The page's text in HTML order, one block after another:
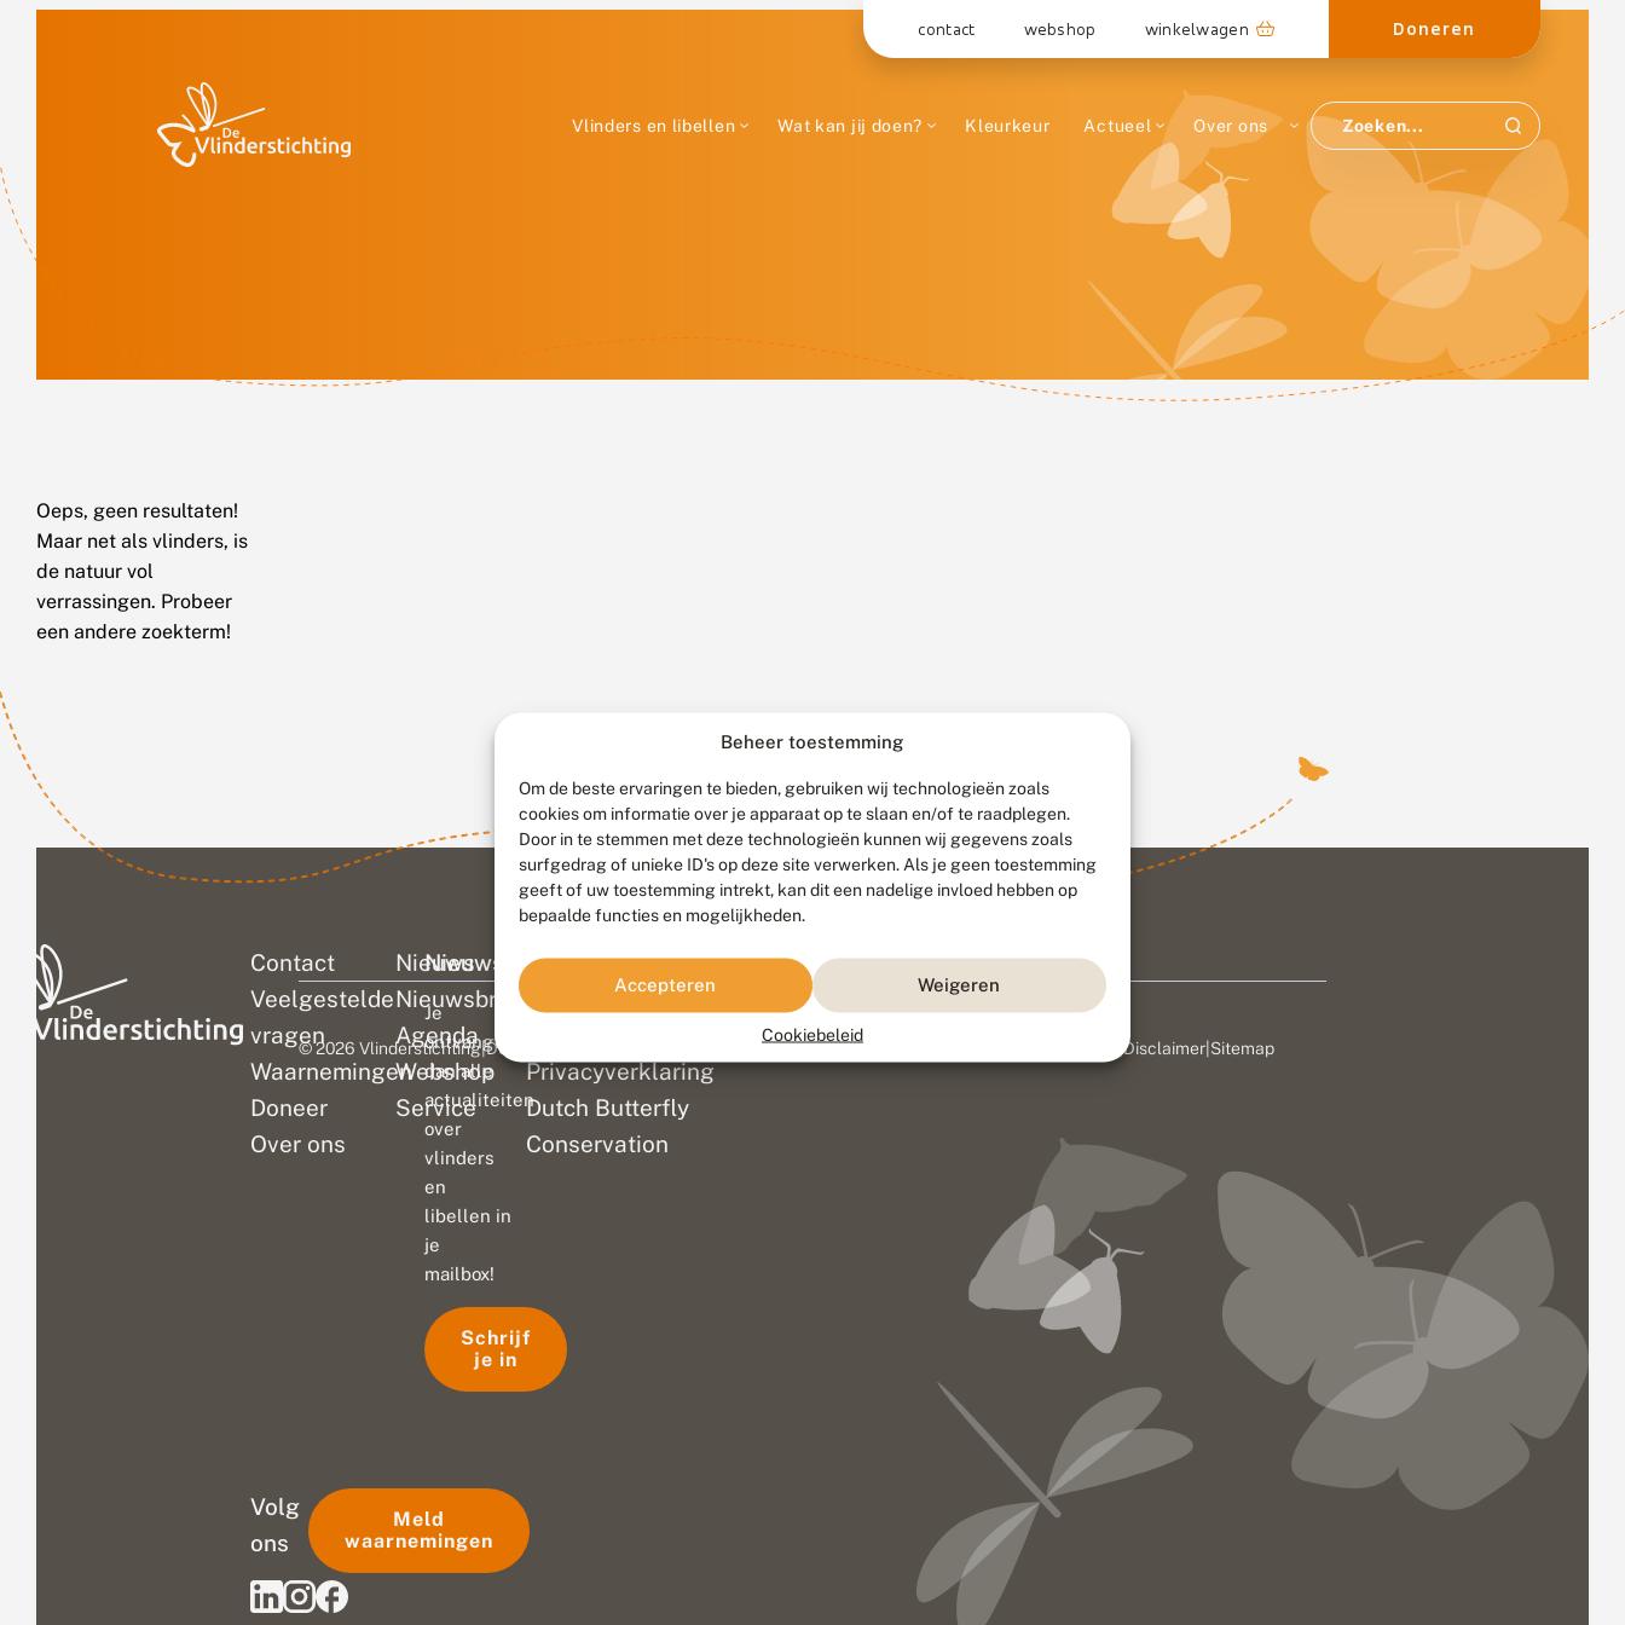
Beheer toestemming
Om de beste ervaringen te bieden, gebruiken wij technologieën zoals
cookies om informatie over je apparaat op te slaan en/of te raadplegen.
Door in te stemmen met deze technologieën kunnen wij gegevens zoals
surfgedrag of unieke ID's op deze site verwerken. Als je geen toestemming
geeft of uw toestemming intrekt, kan dit een nadelige invloed hebben op
bepaalde functies en mogelijkheden.
Accepteren Weigeren
Cookiebeleid
contact webshop winkelwagen Doneren
Vlinders en libellen Wat kan jij doen? Kleurkeur Actueel Over ons
Oeps, geen resultaten!
Maar net als vlinders, is
de natuur vol
verrassingen. Probeer
een andere zoekterm!
Contact
Veelgestelde
vragen
Waarnemingen
Doneer
Over ons
Nieuws
Nieuwsbrief
Agenda
Webshop
Service
Colofon
Disclaimer
Privacyverklaring
Dutch Butterfly
Conservation
Nieuwsbrief
Je
ontvangt
dan alle
actualiteiten
over
vlinders
en
libellen in
je
mailbox!
Schrijf
je in
Volg
ons
Meld
waarnemingen
© 2026 Vlinderstichting|Duurzaam ontwikkeld door Go2People, ontworpen door Disclaimer Sitemap